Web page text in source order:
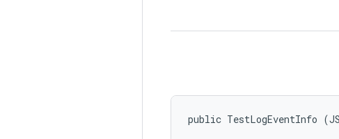
public TestLogEventInfo